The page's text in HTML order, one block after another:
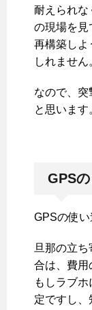
耐えられな
の現場を見
再構築しよ
しれません
なので、
と思います
GPS
GPSの使い
旦那の立
合は、費用
もしラブ
定ですし、